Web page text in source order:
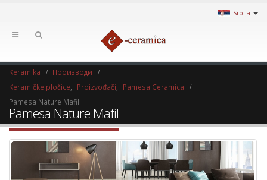
Srbija
Keramika
Производи
Keramičke pločice
Proizvođači
Pamesa Ceramica
Pamesa Nature Mafil
Pamesa Nature Mafil